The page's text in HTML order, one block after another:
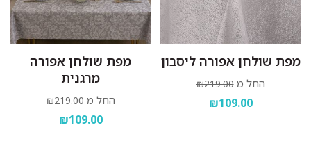
מפת שולחן אפורה ליסבון
החל מ ₪219.00
₪109.00
מפת שולחן אפורה
מרגנית
החל מ ₪219.00
₪109.00